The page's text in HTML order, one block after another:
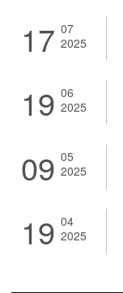
17 07
2025
19 06
2025
09 05
2025
19 04
2025